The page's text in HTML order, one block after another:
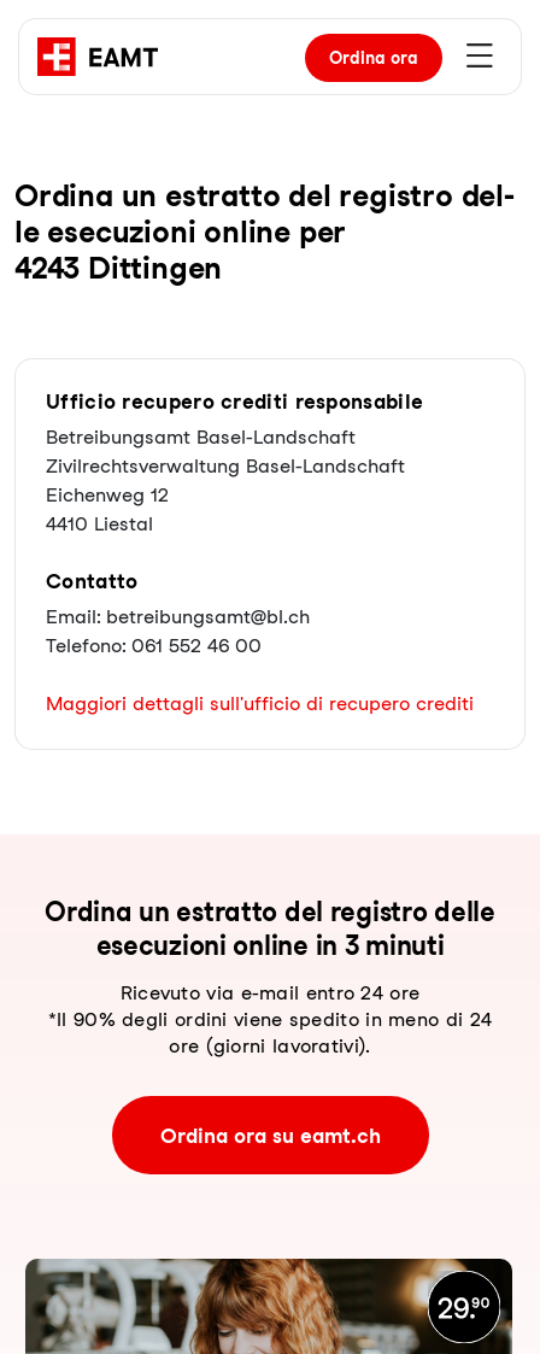
Ordina ora
Or­di­na un es­trat­to del re­gis­tro del­
le ese­cu­zio­ni on­line per
4243 Dittingen
Ufficio recupero crediti responsabile
Betreibungsamt Basel-Landschaft
Zivilrechtsverwaltung Basel-Landschaft
Eichenweg 12
4410 Liestal
Contatto
Email: betreibungsamt@bl.ch
Telefono: 061 552 46 00
Maggiori dettagli sull'ufficio di recupero crediti
Ordina un estratto del registro delle
esecuzioni online in 3 minuti
Ricevuto via e-mail entro 24 ore
*Il 90% degli ordini viene spedito in meno di 24
ore (giorni lavorativi).
Ordina ora su eamt.ch